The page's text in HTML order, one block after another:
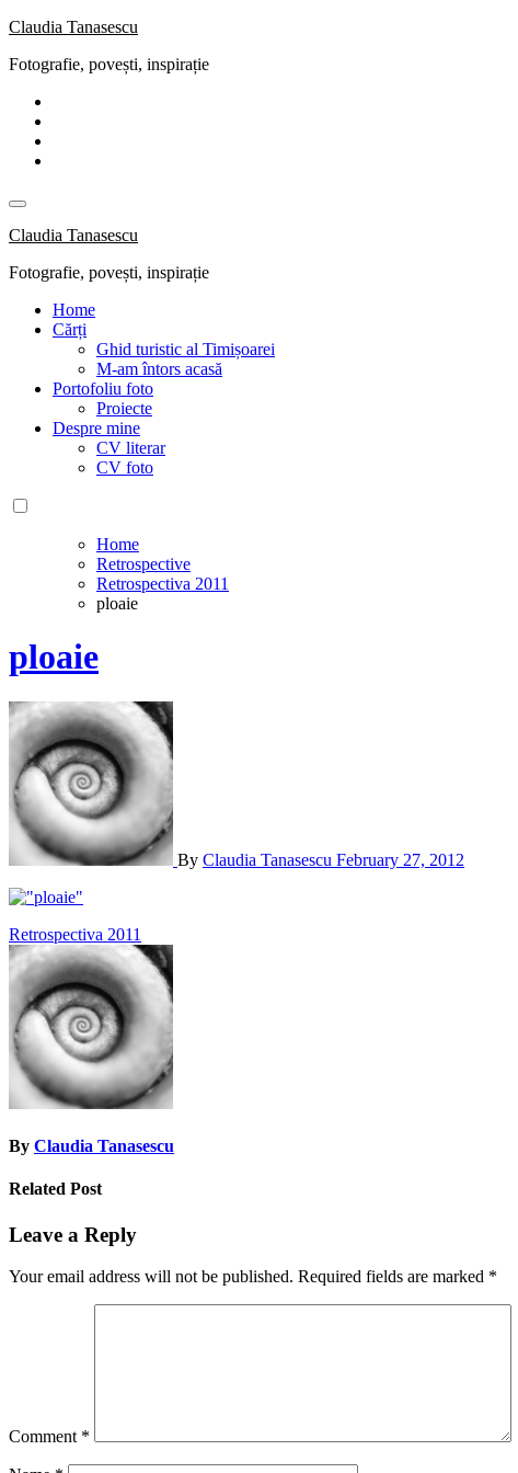
Skip
content
Claudia Tanasescu
Fotografie, povești, inspirație
Claudia Tanasescu
Fotografie, povești, inspirație
Home
Cărți
Ghid turistic al Timișoarei
M-am întors acasă
Portofoliu foto
Proiecte
Despre mine
CV literar
CV foto
Home
Retrospective
Retrospectiva 2011
ploaie
ploaie
By Claudia Tanasescu February 27, 2012
Post
navigation
Retrospectiva 2011
By Claudia Tanasescu
Related Post
Leave a Reply
Your email address will not be published. Required fields are marked *
Comment *